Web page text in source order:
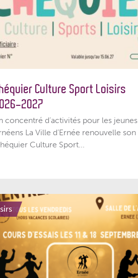
Culture Sport Loisirs
2027
concentré d’activités pour les jeunes
La Ville d’Ernée renouvelle son
Culture Sport...